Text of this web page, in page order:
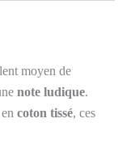
moyen de
note ludique.
coton tissé, ces